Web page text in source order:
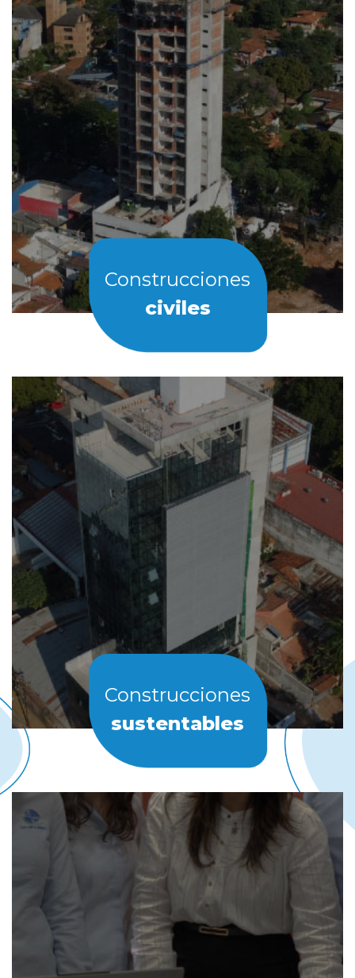
Construcciones
civiles
Construcciones
sustentables